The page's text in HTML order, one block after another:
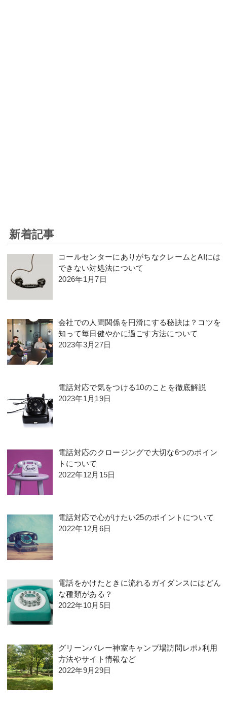
新着記事
コールセンターにありがちなクレームとAIには
できない対処法について
2026年1月7日
会社での人間関係を円滑にする秘訣は？コツを
知って毎日健やかに過ごす方法について
2023年3月27日
電話対応で気をつける10のことを徹底解説
2023年1月19日
電話対応のクロージングで大切な6つのポイン
トについて
2022年12月15日
電話対応で心がけたい25のポイントについて
2022年12月6日
電話をかけたときに流れるガイダンスにはどん
な種類がある？
2022年10月5日
グリーンバレー神室キャンプ場訪問レポ♪利用
方法やサイト情報など
2022年9月29日